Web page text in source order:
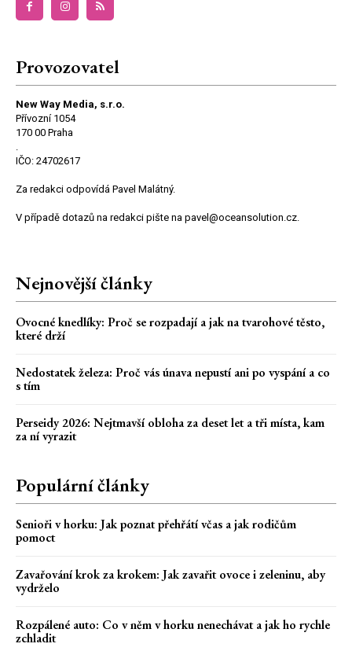
Provozovatel
New Way Media, s.r.o.
Přívozní 1054
170 00 Praha
IČO: 24702617
Za redakci odpovídá Pavel Malátný.
V případě dotazů na redakci pište na pavel@oceansolution.cz.
Nejnovější články
Ovocné knedlíky: Proč se rozpadají a jak na tvarohové těsto,
které drží
Nedostatek železa: Proč vás únava nepustí ani po vyspání a co
s tím
Perseidy 2026: Nejtmavší obloha za deset let a tři místa, kam
za ní vyrazit
Populární články
Senioři v horku: Jak poznat přehřátí včas a jak rodičům
pomoct
Zavařování krok za krokem: Jak zavařit ovoce i zeleninu, aby
vydrželo
Rozpálené auto: Co v něm v horku nenechávat a jak ho rychle
zchladit